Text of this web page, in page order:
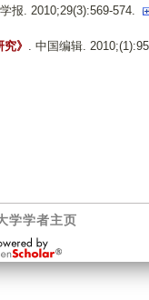
报. 2010;29(3):569-574.
》 . 中国编辑.
学学者主页